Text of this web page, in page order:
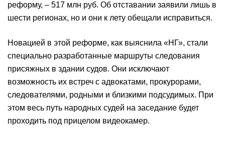
реформу, – 517 млн руб. Об отставании заявили лишь в
шести регионах, но и они к лету обещали исправиться.
Новацией в этой реформе, как выяснила «НГ», стали
специально разработанные маршруты следования
присяжных в здании судов. Они исключают
возможность их встреч с адвокатами, прокурорами,
следователями, родными и близкими подсудимых. При
этом весь путь народных судей на заседание будет
проходить под прицелом видеокамер.